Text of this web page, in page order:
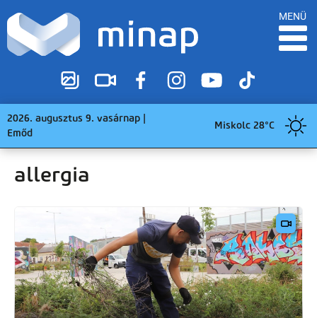
MENÜ
2026. augusztus 9. vasárnap |
Emőd
Miskolc 28°C
allergia